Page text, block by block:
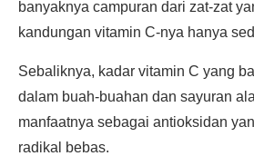
banyaknya campuran dari zat-zat
kandungan vitamin C-nya hanya
Sebaliknya, kadar vitamin C yang
dalam buah-buahan dan sayuran
manfaatnya sebagai antioksidan
radikal bebas.